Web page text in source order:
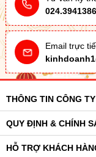
Email trực
THÔNG TIN CÔNG TY
QUY ĐỊNH & CHÍNH
HỖ TRỢ KHÁCH